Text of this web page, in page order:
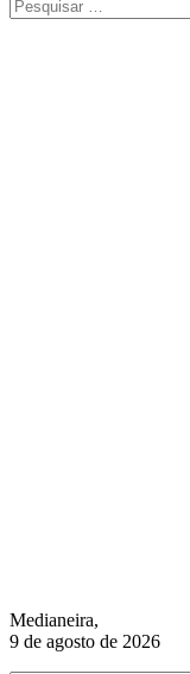
Medianeira,
9 de agosto de 2026